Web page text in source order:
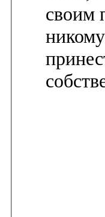
своим